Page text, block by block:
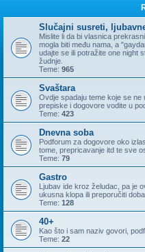
Slučajni susreti,
Mislite li da bi vlasnica
mogla biti među nama, a
udajte se ili potražite one night
žudnje.
Teme: 965
Svaštara
Ovdje spadaju teme koje se
prepiske i dogovore vodite u
Teme: 423
Dnevna soba
Podforum za dogovore oko
tome, prepricavanje itd te sve
Teme: 79
Gastro
Ljubav ide kroz želudac, pa je
ukusna klopa ili preporučiti
Teme: 128
40+
Kao što i sam naziv govori,
Teme: 22